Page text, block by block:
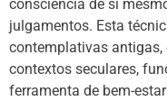
consciência de si
julgamentos. Esta
contemplativas antigas,
contextos seculares,
ferramenta de bem-